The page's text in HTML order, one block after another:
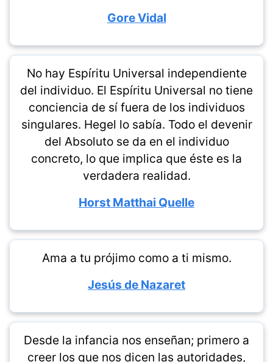
Gore Vidal
No hay Espíritu Universal independiente
del individuo. El Espíritu Universal no tiene
conciencia de sí fuera de los individuos
singulares. Hegel lo sabía. Todo el devenir
del Absoluto se da en el individuo
concreto, lo que implica que éste es la
verdadera realidad.
Horst Matthai Quelle
Ama a tu prójimo como a ti mismo.
Jesús de Nazaret
Desde la infancia nos enseñan; primero a
creer los que nos dicen las autoridades,